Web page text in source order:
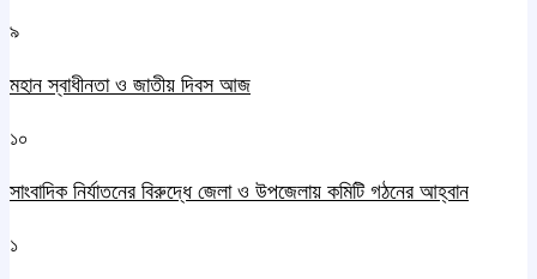
৯
মহান স্বাধীনতা ও জাতীয় দিবস আজ
১০
সাংবাদিক নির্যাতনের বিরুদ্ধে জেলা ও উপজেলায় কমিটি গঠনের আহ্বান
১